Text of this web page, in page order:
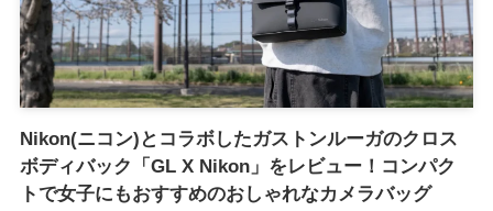
Nikon(ニコン)とコラボしたガストンルーガのクロス
ボディバック「GL X Nikon」をレビュー！コンパク
トで女子にもおすすめのおしゃれなカメラバッグ